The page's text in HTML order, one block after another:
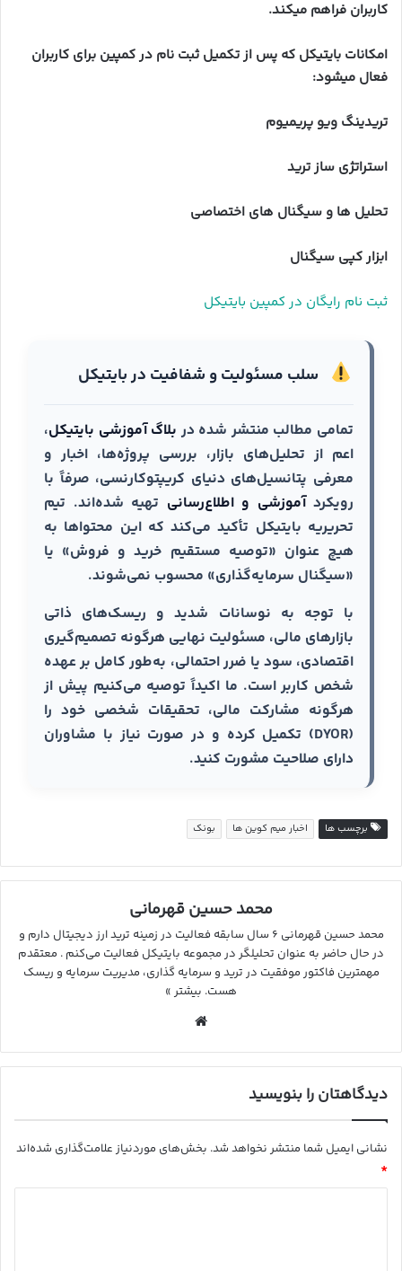
کاربران فراهم میکند.
امکانات بایتیکل که پس از تکمیل ثبت نام در کمپین برای کاربران
فعال میشود:
تریدینگ ویو پریمیوم
استراتژی ساز ترید
تحلیل ها و سیگنال های اختصاصی
ابزار کپی سیگنال
ثبت نام رایگان در کمپین بایتیکل
سلب مسئولیت و شفافیت در بایتیکل
تمامی مطالب منتشر شده در بلاگ آموزشی بایتیکل،
اعم از تحلیل‌های بازار، بررسی پروژه‌ها، اخبار و
معرفی پتانسیل‌های دنیای کریپتوکارنسی، صرفاً با
رویکردآموزشی و اطلاع‌رسانی تهیه شده‌اند. تیم
تحریریه بایتیکل تأکید می‌کند که این محتواها به
هیچ عنوان «توصیه مستقیم خرید و فروش» یا
«سیگنال سرمایه‌گذاری» محسوب نمی‌شوند.
با توجه به نوسانات شدید و ریسک‌های ذاتی
بازارهای مالی، مسئولیت نهایی هرگونه تصمیم‌گیری
اقتصادی، سود یا ضرر احتمالی، به‌طور کامل بر عهده
شخص کاربر است. ما اکیداً توصیه می‌کنیم پیش از
هرگونه مشارکت مالی، تحقیقات شخصی خود را
(DYOR) تکمیل کرده و در صورت نیاز با مشاوران
دارای صلاحیت مشورت کنید.
برچسب ها اخبار میم کوین ها بونک
محمد حسین قهرمانی
محمد حسین قهرمانی ۶ سال سابقه فعالیت در زمینه ترید ارز دیجیتال دارم و
در حال حاضر به عنوان تحلیلگر در مجموعه بایتیکل فعالیت می‌کنم . معتقدم
مهمترین فاکتور موفقیت در ترید و سرمایه گذاری، مدیریت سرمایه و ریسک
هست. بیشتر »
ت
دیدگاهتان را بنویسید
نشانی ایمیل شما منتشر نخواهد شد. بخش‌های موردنیاز علامت‌گذاری شده‌اند
*